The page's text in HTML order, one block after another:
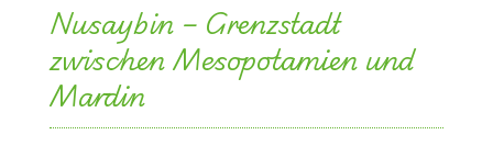
Nusaybin – Grenzstadt
zwischen Mesopotamien und
Mardin